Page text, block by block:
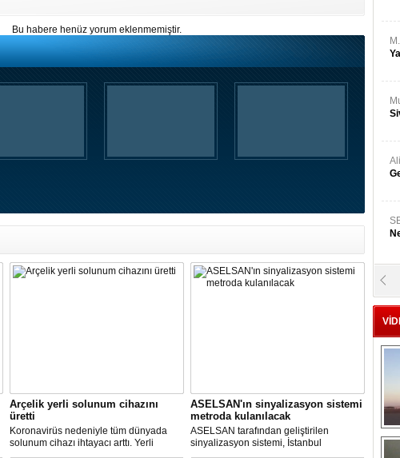
Bu habere henüz yorum eklenmemiştir.
Arçelik yerli solunum cihazını
üretti
Koronavirüs nedeniyle tüm dünyada
solunum cihazı ihtayacı arttı. Yerli
solunum cihazı için ilk çalışmayı, Biosys
ASELSAN'ın sinyalizasyon sistemi
metroda kulanılacak
ASELSAN tarafından geliştirilen
sinyalizasyon sistemi, İstanbul
metrosunda kullanılacak.